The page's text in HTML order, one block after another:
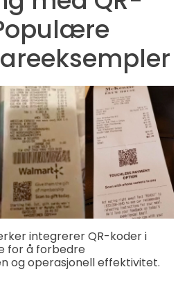
integrerer QR-koder i
for å forbedre
og operasjonell effektivitet.